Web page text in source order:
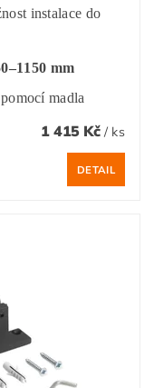
instalace do
mm
madla
1 415 Kč / ks
DETAIL